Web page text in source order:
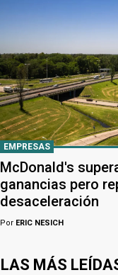
EMPRESAS
McDonald's
ganancias pero
desaceleración
Por ERIC NESICH
LAS MÁS